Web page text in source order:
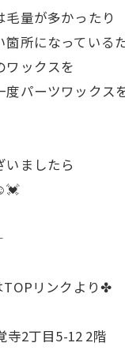
量が多かったり
所になっている
ワックスを
度パーツワックス
いましたら
リンクより✤
2丁目5-12 2階